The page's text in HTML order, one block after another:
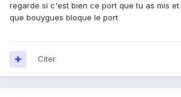
regarde si c'est bien ce port que tu as mis
que bouygues bloque le port
Citer